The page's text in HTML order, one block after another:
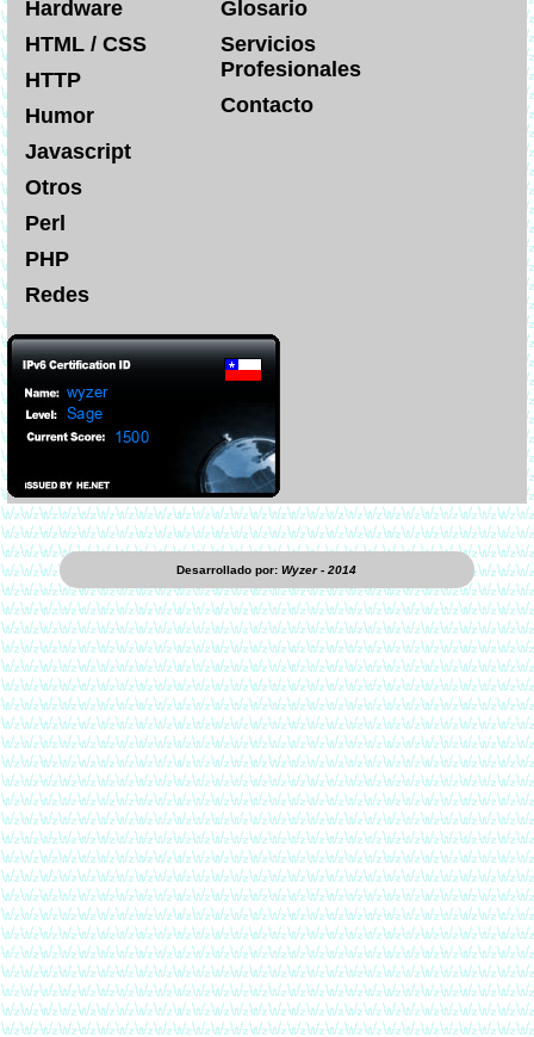
Hardware
HTML / CSS
HTTP
Humor
Javascript
Otros
Perl
PHP
Redes
Glosario
Servicios
Profesionales
Contacto
Desarrollado por:Wyzer - 2014